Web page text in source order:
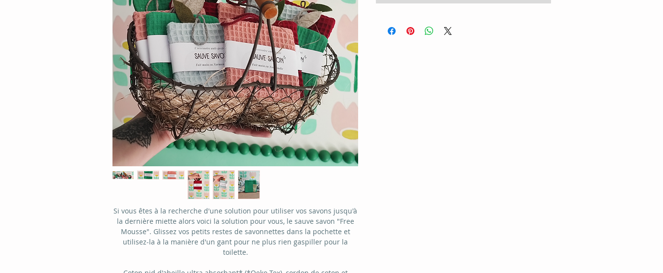
Si vous êtes à la recherche d'une solution pour utiliser vos savons jusqu'à
la dernière miette alors voici la solution pour vous, le sauve savon "Free
Mousse". Glissez vos petits restes de savonnettes dans la pochette et
utilisez-la à la manière d'un gant pour ne plus rien gaspiller pour la
toilette.